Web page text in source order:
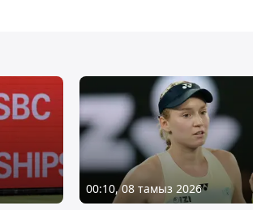
00:10, 08 тамыз 2026